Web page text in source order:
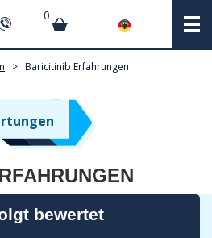
0
> Baricitinib Erfahrungen
bewertet